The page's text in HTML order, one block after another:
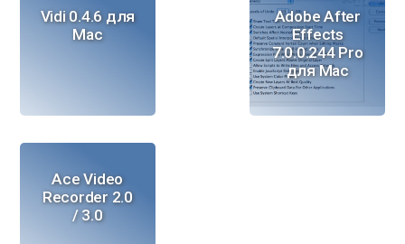
Vidi 0.4.6 для
Mac
Adobe After
Effects
7.0.0.244 Pro
для Mac
Ace Video
Recorder 2.0
/ 3.0